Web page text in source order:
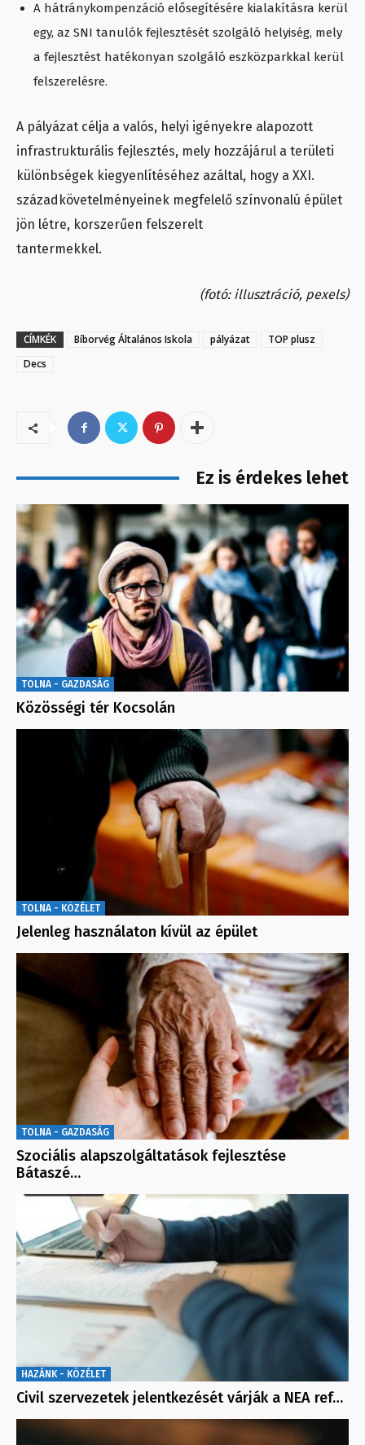
A hátránykompenzáció elősegítésére kialakításra kerül
egy, az SNI tanulók fejlesztését szolgáló helyiség, mely
a fejlesztést hatékonyan szolgáló eszközparkkal kerül
felszerelésre.
A pályázat célja a valós, helyi igényekre alapozott
infrastrukturális fejlesztés, mely hozzájárul a területi
különbségek kiegyenlítéséhez azáltal, hogy a XXI.
századkövetelményeinek megfelelő színvonalú épület
jön létre, korszerűen felszerelt
tantermekkel.
(fotó: illusztráció, pexels)
CÍMKÉK Bíborvég Általános Iskola pályázat
TOP plusz
Decs
Ez is érdekes lehet
TOLNA - GAZDASÁG
Közösségi tér Kocsolán
TOLNA - KÖZÉLET
Jelenleg használaton kívül az épület
TOLNA - GAZDASÁG
Szociális alapszolgáltatások fejlesztése
Bátaszé…
HAZÁNK - KÖZÉLET
Civil szervezetek jelentkezését várják a NEA ref…